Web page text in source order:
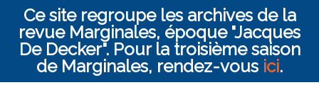
Ce site regroupe les archives de la
revue Marginales, époque "Jacques
De Decker". Pour la troisième saison
de Marginales, rendez-vous ici.